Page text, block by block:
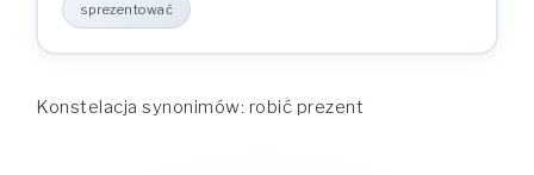
sprezentować
Konstelacja synonimów: robić prezent